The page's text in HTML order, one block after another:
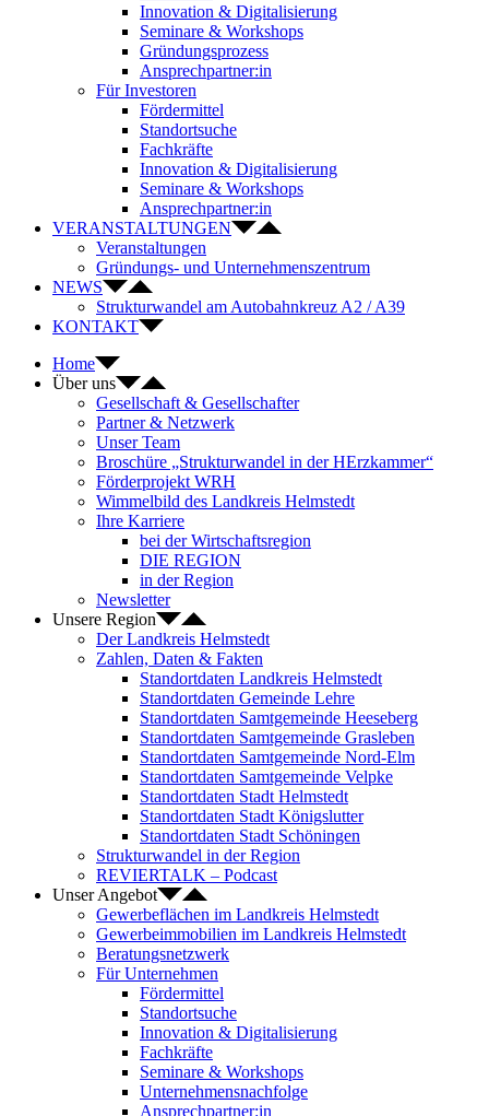
Innovation & Digitalisierung
Seminare & Workshops
Gründungsprozess
Ansprechpartner:in
Für Investoren
Fördermittel
Standortsuche
Fachkräfte
Innovation & Digitalisierung
Seminare & Workshops
Ansprechpartner:in
VERANSTALTUNGEN
Veranstaltungen
Gründungs- und Unternehmenszentrum
NEWS
Strukturwandel am Autobahnkreuz A2 / A39
KONTAKT
Home
Über uns
Gesellschaft & Gesellschafter
Partner & Netzwerk
Unser Team
Broschüre „Strukturwandel in der HErzkammer“
Förderprojekt WRH
Wimmelbild des Landkreis Helmstedt
Ihre Karriere
bei der Wirtschaftsregion
DIE REGION
in der Region
Newsletter
Unsere Region
Der Landkreis Helmstedt
Zahlen, Daten & Fakten
Standortdaten Landkreis Helmstedt
Standortdaten Gemeinde Lehre
Standortdaten Samtgemeinde Heeseberg
Standortdaten Samtgemeinde Grasleben
Standortdaten Samtgemeinde Nord-Elm
Standortdaten Samtgemeinde Velpke
Standortdaten Stadt Helmstedt
Standortdaten Stadt Königslutter
Standortdaten Stadt Schöningen
Strukturwandel in der Region
REVIERTALK – Podcast
Unser Angebot
Gewerbeflächen im Landkreis Helmstedt
Gewerbeimmobilien im Landkreis Helmstedt
Beratungsnetzwerk
Für Unternehmen
Fördermittel
Standortsuche
Innovation & Digitalisierung
Fachkräfte
Seminare & Workshops
Unternehmensnachfolge
Ansprechpartner:in